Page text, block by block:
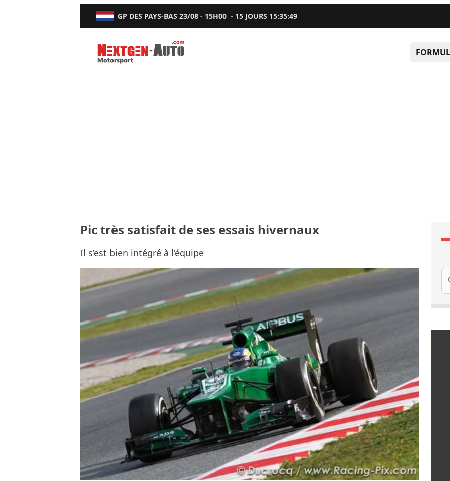
GP DES PAYS-BAS 23/08 - 15H00 - 15 JOURS 15:35:48
Nextgen-Auto.com
Pic très satisfait de ses essais hivernaux
Il s’est bien intégré à l’équipe